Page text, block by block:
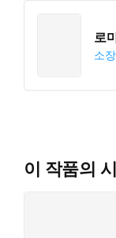
로
소장
이 작품의